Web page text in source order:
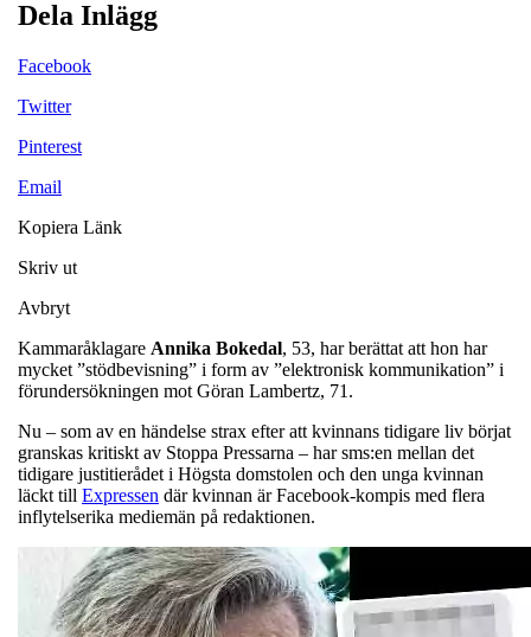
Dela Inlägg
Facebook
Twitter
Pinterest
Email
Kopiera Länk
Skriv ut
Avbryt
Kammaråklagare Annika Bokedal, 53, har berättat att hon har
mycket ”stödbevisning” i form av ”elektronisk kommunikation” i
förundersökningen mot Göran Lambertz, 71.
Nu – som av en händelse strax efter att kvinnans tidigare liv börjat
granskas kritiskt av Stoppa Pressarna – har sms:en mellan det
tidigare justitierådet i Högsta domstolen och den unga kvinnan
läckt till Expressen där kvinnan är Facebook-kompis med flera
inflytelserika mediemän på redaktionen.